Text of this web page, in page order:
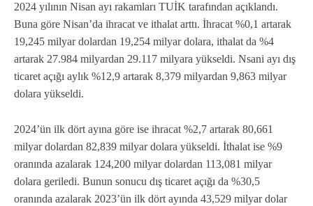
2024 yılının Nisan ayı rakamları TUİK tarafından açıklandı.
Buna göre Nisan’da ihracat ve ithalat arttı. İhracat %0,1 artarak
19,245 milyar dolardan 19,254 milyar dolara, ithalat da %4
artarak 27.984 milyardan 29.117 milyara yükseldi. Nsani ayı dış
ticaret açığı aylık %12,9 artarak 8,379 milyardan 9,863 milyar
dolara yükseldi.
2024’ün ilk dört ayına göre ise ihracat %2,7 artarak 80,661
milyar dolardan 82,839 milyar dolara yükseldi. İthalat ise %9
oranında azalarak 124,200 milyar dolardan 113,081 milyar
dolara geriledi. Bunun sonucu dış ticaret açığı da %30,5
oranında azalarak 2023’ün ilk dört ayında 43,529 milyar dolar